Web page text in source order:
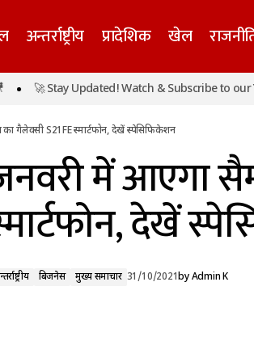
अन्तर्राष्ट्रीय प्रादेशिक खेल
दी बड़ी राहत, 208
🚀 Stay Updated! Watch & Subscribe to our
गैलेक्सी S21FE स्मार्टफोन, देखें स्पेसिफिकेशन
में आएगा
देखें
बिजनेस मुख्य समाचार 31/10/2021byAdmin K